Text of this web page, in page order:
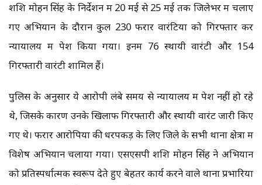
शशि मोहन सिंह के निर्देशन में 20 मई से 25 मई तक जिलेभर में चलाए
गए अभियान के दौरान कुल 230 फरार वारंटियों को गिरफ्तार कर
न्यायालय में पेश किया गया। इनमें 76 स्थायी वारंटी और 154
गिरफ्तारी वारंटी शामिल हैं।
पुलिस के अनुसार ये आरोपी लंबे समय से न्यायालय में पेश नहीं हो रहे
थे, जिसके कारण उनके खिलाफ गिरफ्तारी और स्थायी वारंट जारी किए
गए थे। फरार आरोपियों की धरपकड़ के लिए जिले के सभी थाना क्षेत्रों में
विशेष अभियान चलाया गया। एसएसपी शशि मोहन सिंह ने अभियान
को प्रतिस्पर्धात्मक स्वरूप देते हुए बेहतर कार्य करने वाले थाना प्रभारियों